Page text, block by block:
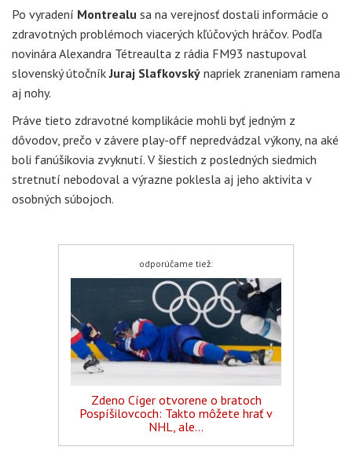
Po vyradení Montrealu sa na verejnosť dostali informácie o
zdravotných problémoch viacerých kľúčových hráčov. Podľa
novinára Alexandra Tétreaulta z rádia FM93 nastupoval
slovenský útočníkJuraj Slafkovský napriek zraneniam ramena
aj nohy.
Práve tieto zdravotné komplikácie mohli byť jedným z
dôvodov, prečo v závere play-off nepredvádzal výkony, na aké
boli fanúšikovia zvyknutí. V šiestich z posledných siedmich
stretnutí nebodoval a výrazne poklesla aj jeho aktivita v
osobných súbojoch.
odporúčame tiež:
Zdeno Cíger otvorene o bratoch
Pospíšilovcoch: Takto môžete hrať v
NHL, ale...